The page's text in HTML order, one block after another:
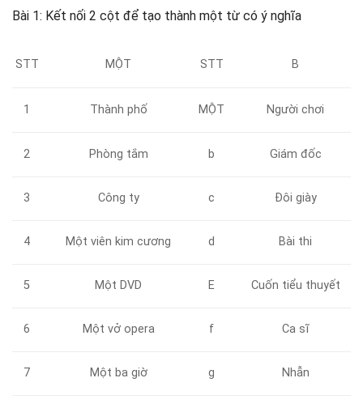
Bài 1: Kết nối 2 cột để tạo thành một từ có ý nghĩa
STT MỘT STT B
1 Thành phố MỘT Người chơi
2 Phòng tắm b Giám đốc
3 Công ty c Đôi giày
4 Một viên kim cương d Bài thi
5 Một DVD E Cuốn tiểu thuyết
6 Một vở opera f Ca sĩ
7 Một ba giờ g Nhẫn